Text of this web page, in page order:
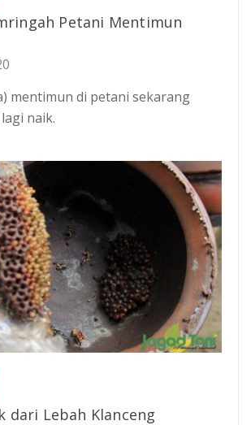
Petani Mentimun
mentimun di petani sekarang
naik.
dari Lebah Klanceng